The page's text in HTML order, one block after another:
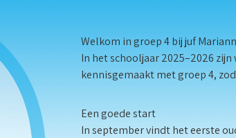
Welkom in groep 4 bij juf
In het schooljaar 2025–2026
kennisgemaakt met groep 4,
Een goede start
In september vindt het eerste